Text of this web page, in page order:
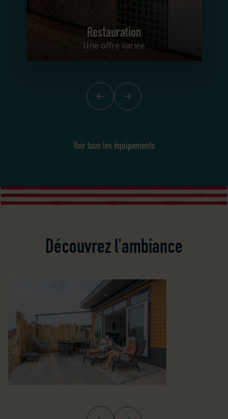
Restauration
Une offre variée
PrécédentSuivant
Voir tous les équipements
Découvrez l'ambiance